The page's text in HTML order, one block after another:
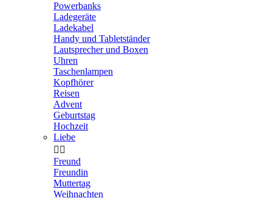
Powerbanks
Ladegeräte
Ladekabel
Handy und Tabletständer
Lautsprecher und Boxen
Uhren
Taschenlampen
Kopfhörer
Reisen
Advent
Geburtstag
Hochzeit
Liebe
 
Freund
Freundin
Muttertag
Weihnachten